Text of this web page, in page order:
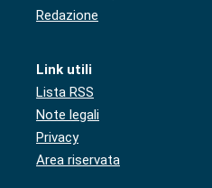
Redazione
Link utili
Lista RSS
Note legali
Privacy
Area riservata